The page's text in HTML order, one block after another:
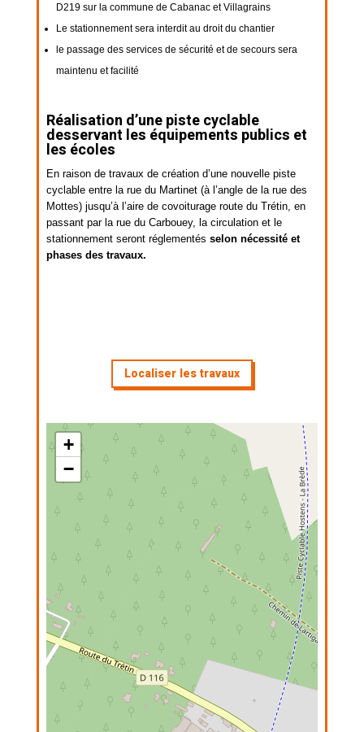
D219 sur la commune de Cabanac et Villagrains
Le stationnement sera interdit au droit du chantier
le passage des services de sécurité et de secours sera
maintenu et facilité
Réalisation d’une piste cyclable
desservant les équipements publics et
les écoles
En raison de travaux de création d’une nouvelle piste
cyclable entre la rue du Martinet (à l’angle de la rue des
Mottes) jusqu’à l’aire de covoiturage route du Trétin, en
passant par la rue du Carbouey, la circulation et le
stationnement seront réglementés selon nécessité et
phases des travaux.
Localiser les travaux
+
−